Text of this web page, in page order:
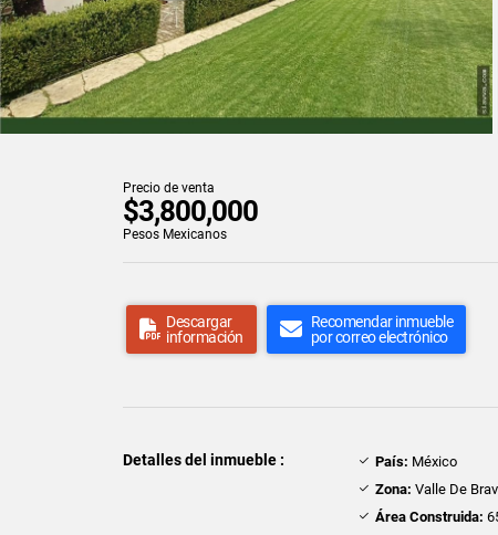
Precio de venta
$3,800,000
Pesos Mexicanos
Descargar
información
Recomendar inmueble
por correo electrónico
Detalles del inmueble : País: México
Zona: Valle De
Área Construida: